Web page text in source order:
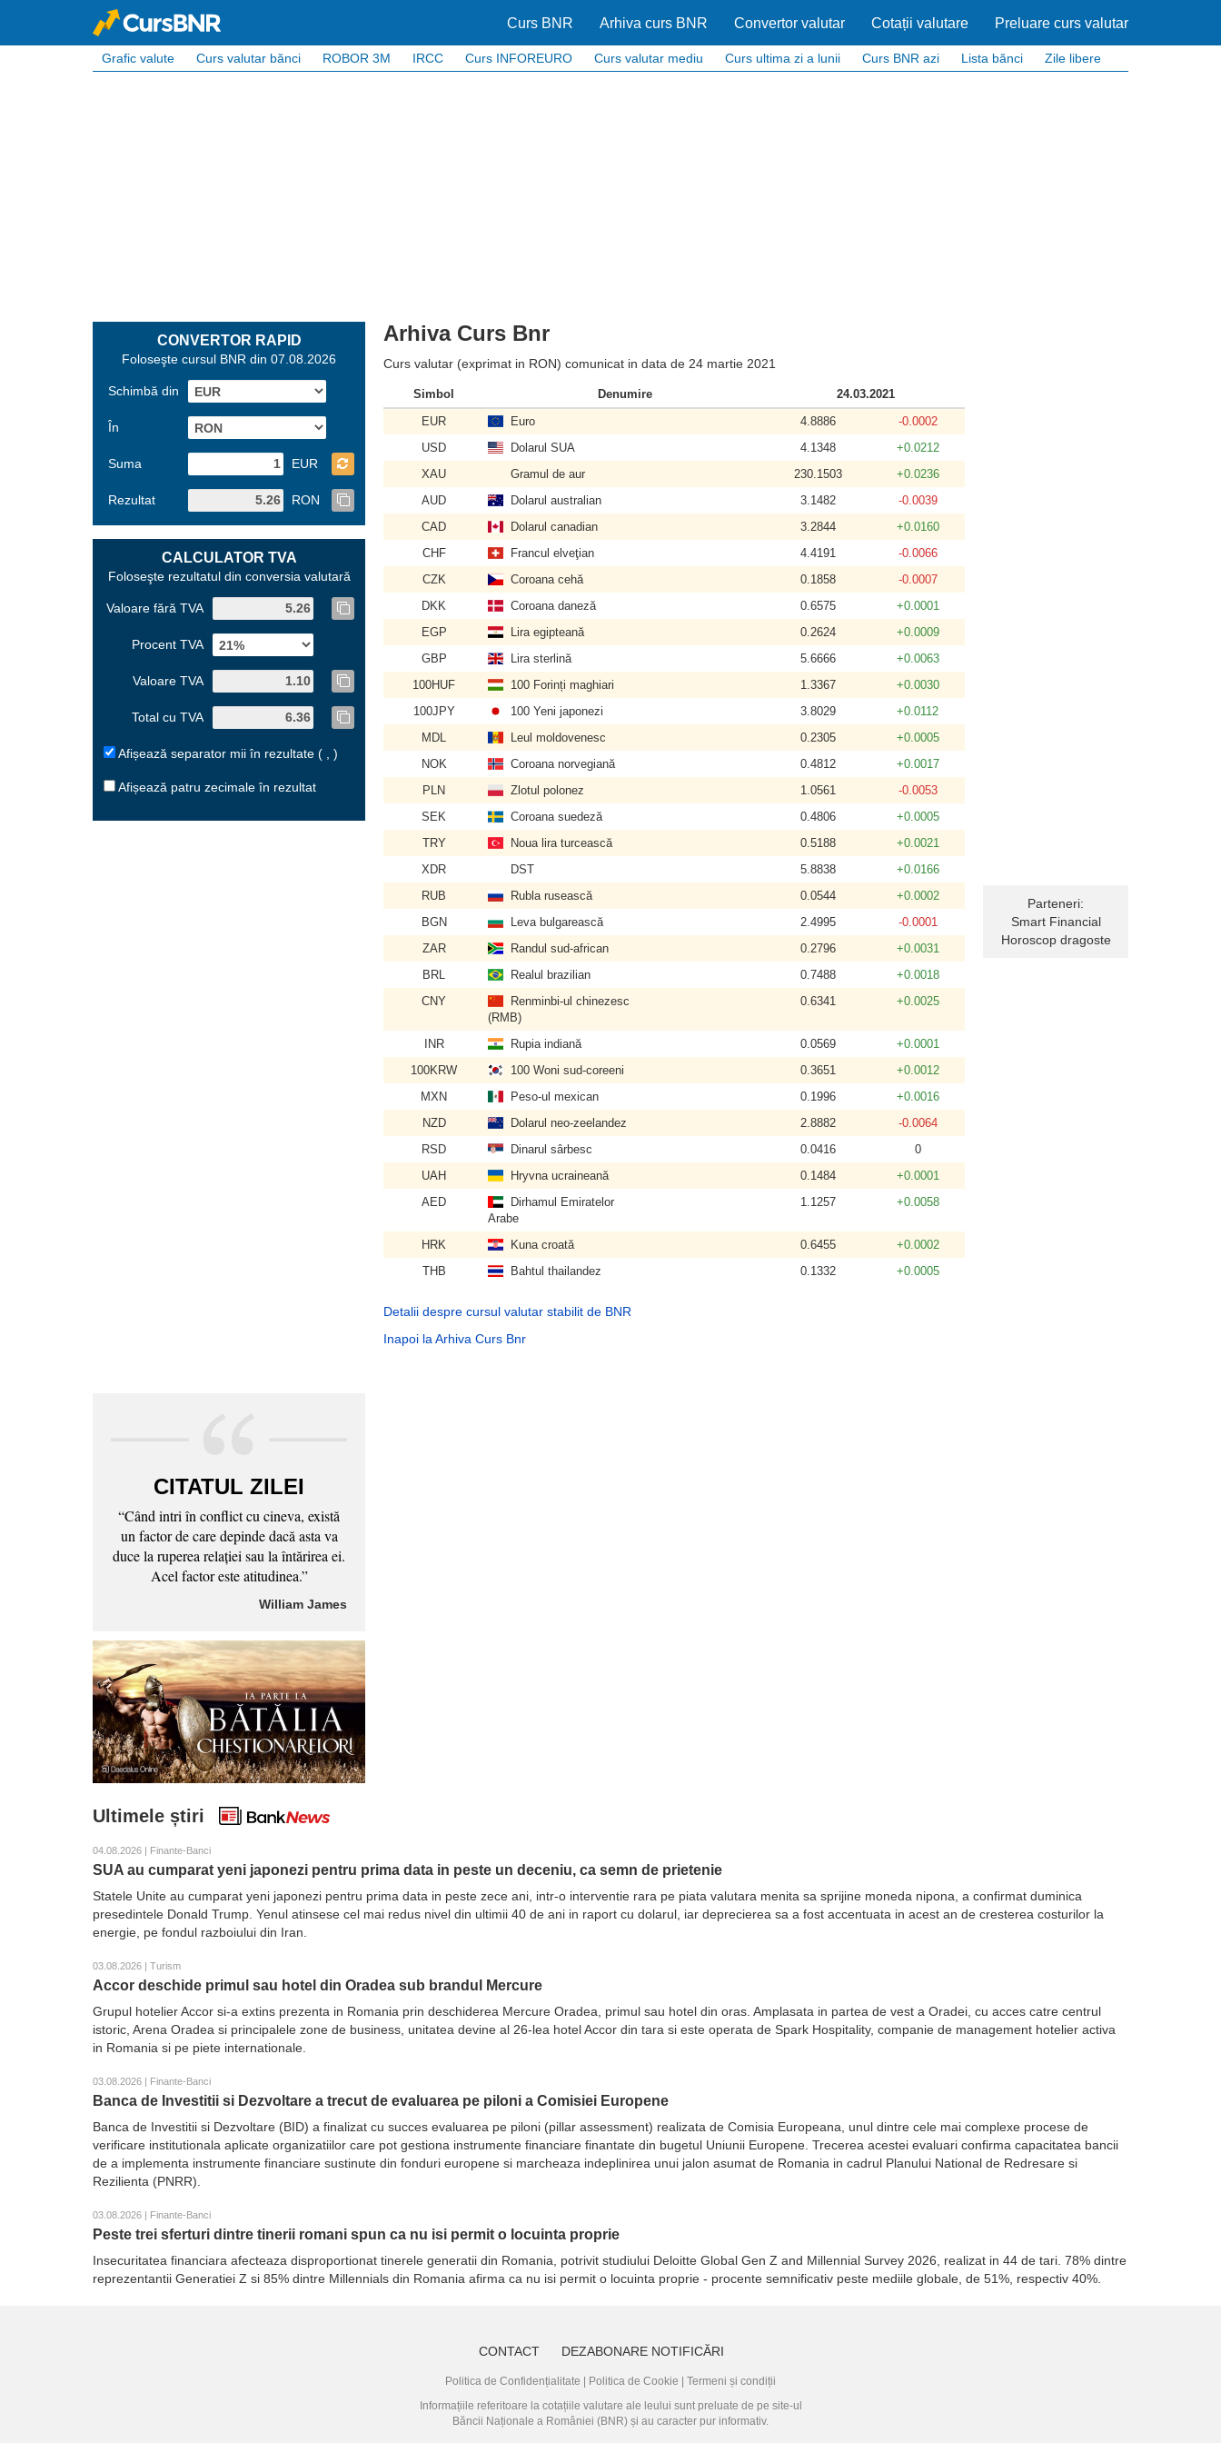
Curs BNR Arhiva curs BNR Convertor valutar Cotații valutare Preluare curs valutar
Grafic valute Curs valutar bănci ROBOR 3M IRCC Curs INFOREURO Curs valutar mediu Curs ultima zi a lunii Curs BNR azi Lista bănci Zile libere
CONVERTOR RAPID
Foloseşte cursul BNR din 07.08.2026
Schimbă din
În
Suma EUR
Rezultat RON
CALCULATOR TVA
Foloseşte rezultatul din conversia valutară
Valoare fără TVA
Procent TVA
Valoare TVA
Total cu TVA
Afișează separator mii în rezultate ( , )
Afișează patru zecimale în rezultat
CITATUL ZILEI
“Când intri în conflict cu cineva, există
un factor de care depinde dacă asta va
duce la ruperea relaţiei sau la întărirea ei.
Acel factor este atitudinea.”
William James
Arhiva Curs Bnr
Curs valutar (exprimat in RON) comunicat in data de 24 martie 2021
Simbol Denumire
24.03.2021
EUR
Euro 4.8886
-0.0002
USD
Dolarul SUA 4.1348
+0.0212
XAU
Gramul de aur 230.1503
+0.0236
AUD
Dolarul australian 3.1482
-0.0039
CAD
Dolarul canadian 3.2844
+0.0160
CHF
Francul elveţian 4.4191
-0.0066
CZK
Coroana cehă 0.1858
-0.0007
DKK
Coroana daneză 0.6575
+0.0001
EGP
Lira egipteană 0.2624
+0.0009
GBP
Lira sterlină 5.6666
+0.0063
100HUF
100 Forinți maghiari 1.3367
+0.0030
100JPY
100 Yeni japonezi 3.8029
+0.0112
MDL
Leul moldovenesc 0.2305
+0.0005
NOK
Coroana norvegiană 0.4812
+0.0017
PLN
Zlotul polonez 1.0561
-0.0053
SEK
Coroana suedeză 0.4806
+0.0005
TRY
Noua lira turcească 0.5188
+0.0021
XDR
DST 5.8838
+0.0166
RUB
Rubla rusească 0.0544
+0.0002
BGN
Leva bulgarească 2.4995
-0.0001
ZAR
Randul sud-african 0.2796
+0.0031
BRL
Realul brazilian 0.7488
+0.0018
CNY
Renminbi-ul chinezesc
(RMB)
0.6341 +0.0025
INR Rupia indiană 0.0569
+0.0001
100KRW
100 Woni sud-coreeni 0.3651
+0.0012
MXN
Peso-ul mexican 0.1996
+0.0016
NZD
Dolarul neo-zeelandez 2.8882
-0.0064
RSD
Dinarul sârbesc 0.0416
0
UAH
Hryvna ucraineană 0.1484
+0.0001
AED
Dirhamul Emiratelor
Arabe
1.1257 +0.0058
HRK Kuna croată 0.6455
+0.0002
THB
Bahtul thailandez 0.1332 +0.0005
Detalii despre cursul valutar stabilit de BNR
Inapoi la Arhiva Curs Bnr
Parteneri:
Smart Financial
Horoscop dragoste
Ultimele știri
04.08.2026 | Finante-Banci
SUA au cumparat yeni japonezi pentru prima data in peste un deceniu, ca semn de prietenie
Statele Unite au cumparat yeni japonezi pentru prima data in peste zece ani, intr-o interventie rara pe piata valutara menita sa sprijine moneda nipona, a confirmat duminica
presedintele Donald Trump. Yenul atinsese cel mai redus nivel din ultimii 40 de ani in raport cu dolarul, iar deprecierea sa a fost accentuata in acest an de cresterea costurilor la
energie, pe fondul razboiului din Iran.
03.08.2026 | Turism
Accor deschide primul sau hotel din Oradea sub brandul Mercure
Grupul hotelier Accor si-a extins prezenta in Romania prin deschiderea Mercure Oradea, primul sau hotel din oras. Amplasata in partea de vest a Oradei, cu acces catre centrul
istoric, Arena Oradea si principalele zone de business, unitatea devine al 26-lea hotel Accor din tara si este operata de Spark Hospitality, companie de management hotelier activa
in Romania si pe piete internationale.
03.08.2026 | Finante-Banci
Banca de Investitii si Dezvoltare a trecut de evaluarea pe piloni a Comisiei Europene
Banca de Investitii si Dezvoltare (BID) a finalizat cu succes evaluarea pe piloni (pillar assessment) realizata de Comisia Europeana, unul dintre cele mai complexe procese de
verificare institutionala aplicate organizatiilor care pot gestiona instrumente financiare finantate din bugetul Uniunii Europene. Trecerea acestei evaluari confirma capacitatea bancii
de a implementa instrumente financiare sustinute din fonduri europene si marcheaza indeplinirea unui jalon asumat de Romania in cadrul Planului National de Redresare si
Rezilienta (PNRR).
03.08.2026 | Finante-Banci
Peste trei sferturi dintre tinerii romani spun ca nu isi permit o locuinta proprie
Insecuritatea financiara afecteaza disproportionat tinerele generatii din Romania, potrivit studiului Deloitte Global Gen Z and Millennial Survey 2026, realizat in 44 de tari. 78% dintre
reprezentantii Generatiei Z si 85% dintre Millennials din Romania afirma ca nu isi permit o locuinta proprie - procente semnificativ peste mediile globale, de 51%, respectiv 40%.
CONTACT DEZABONARE NOTIFICĂRI
Politica de Confidențialitate Politica de Cookie
Termeni și condiții
Informațiile referitoare la cotațiile valutare ale leului sunt preluate de pe site-ul
Băncii Naționale a României (BNR) și au caracter pur informativ.